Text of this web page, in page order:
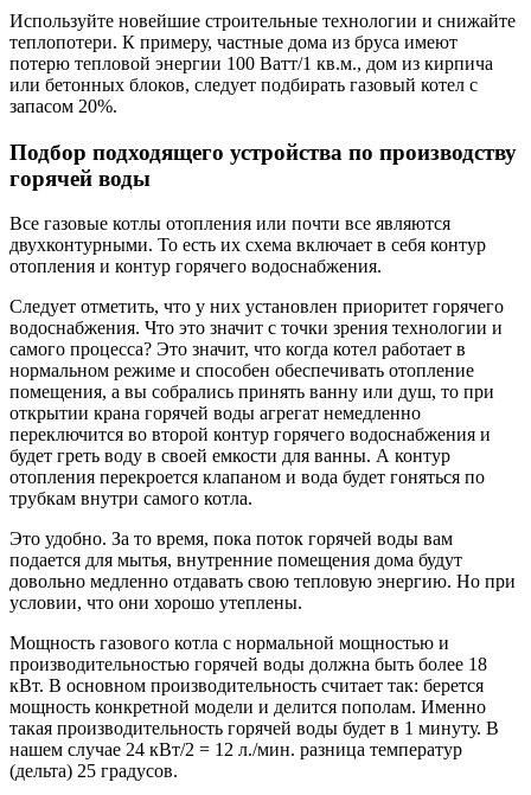
Используйте новейшие строительные технологии и снижайте
теплопотери. К примеру, частные дома из бруса имеют
потерю тепловой энергии 100 Ватт/1 кв.м., дом из кирпича
или бетонных блоков, следует подбирать газовый котел с
запасом 20%.
Подбор подходящего устройства по производству
горячей воды
Все газовые котлы отопления или почти все являются
двухконтурными. То есть их схема включает в себя контур
отопления и контур горячего водоснабжения.
Следует отметить, что у них установлен приоритет горячего
водоснабжения. Что это значит с точки зрения технологии и
самого процесса? Это значит, что когда котел работает в
нормальном режиме и способен обеспечивать отопление
помещения, а вы собрались принять ванну или душ, то при
открытии крана горячей воды агрегат немедленно
переключится во второй контур горячего водоснабжения и
будет греть воду в своей емкости для ванны. А контур
отопления перекроется клапаном и вода будет гоняться по
трубкам внутри самого котла.
Это удобно. За то время, пока поток горячей воды вам
подается для мытья, внутренние помещения дома будут
довольно медленно отдавать свою тепловую энергию. Но при
условии, что они хорошо утеплены.
Мощность газового котла с нормальной мощностью и
производительностью горячей воды должна быть более 18
кВт. В основном производительность считает так: берется
мощность конкретной модели и делится пополам. Именно
такая производительность горячей воды будет в 1 минуту. В
нашем случае 24 кВт/2 = 12 л./мин. разница температур
(дельта) 25 градусов.